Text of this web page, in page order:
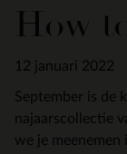
How
12 januari 2022
September is de
najaarscollectie
we je